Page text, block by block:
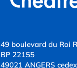
49 boulevard du Roi
BP 22155
49021 ANGERS